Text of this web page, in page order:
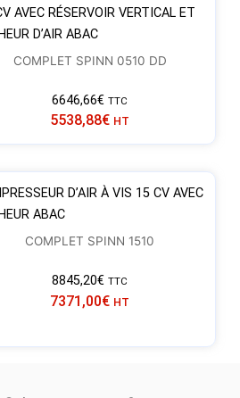
AVEC RÉSERVOIR VERTICAL ET
D’AIR ABAC
COMPLET SPINN 0510 DD
6646,66€ TTC
5538,88€ HT
D’AIR À VIS 15 CV AVEC
ABAC
COMPLET SPINN 1510
8845,20€ TTC
7371,00€ HT